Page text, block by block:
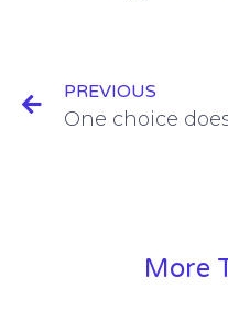
PREVIOUS
More